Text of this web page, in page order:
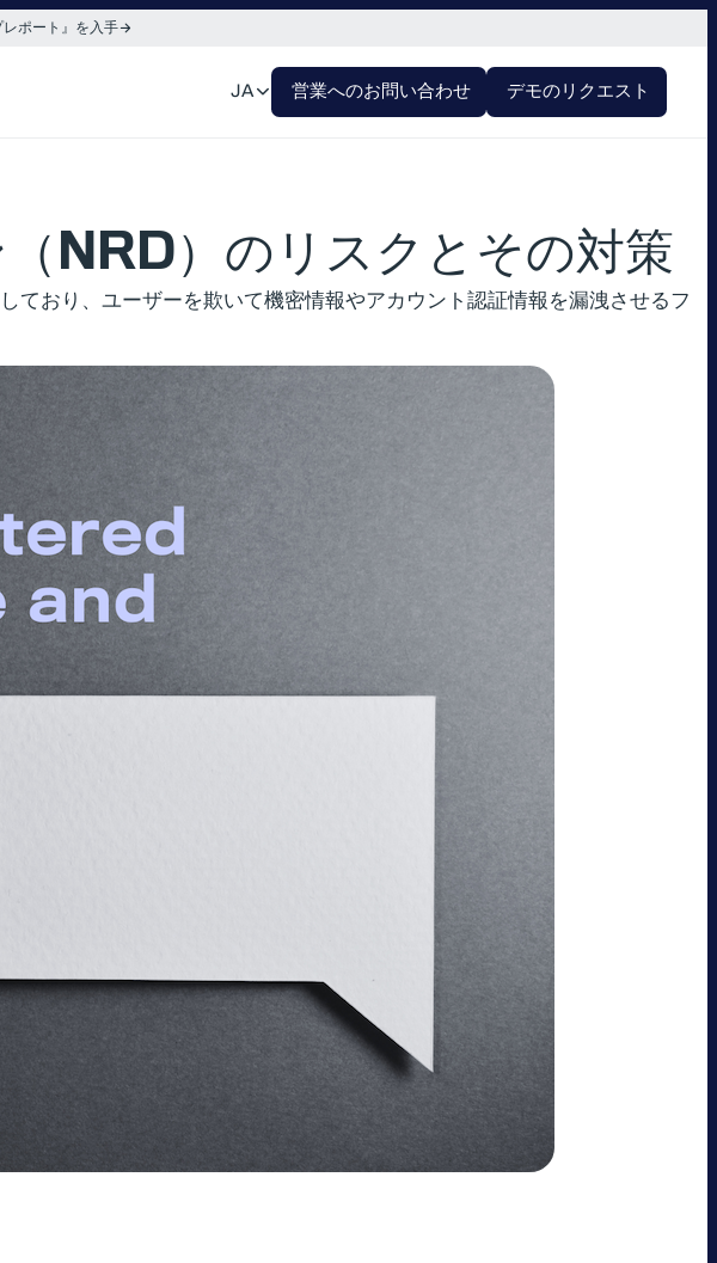
ポート』を入手
JA 営業へのお問い合わせ デモのリクエスト
NRD）のリスクとその対策
おり、ユーザーを欺いて機密情報やアカウント認証情報を漏洩させるフ